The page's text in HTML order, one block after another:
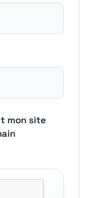
mon site